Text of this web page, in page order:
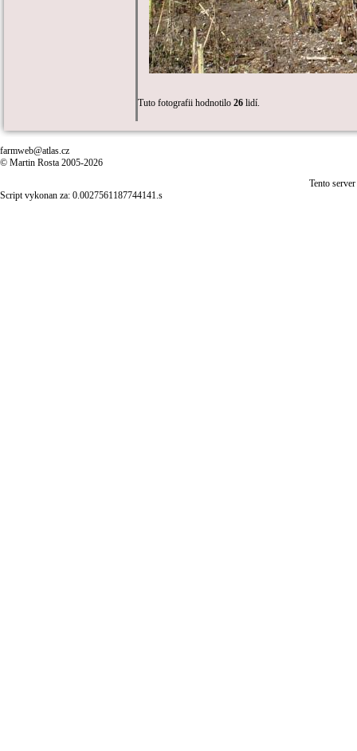
Tuto fotografii hodnotilo 26 lidí.
farmweb@atlas.cz
© Martin Rosta 2005-2026
Tento
Script vykonan za: 0.0027561187744141.s